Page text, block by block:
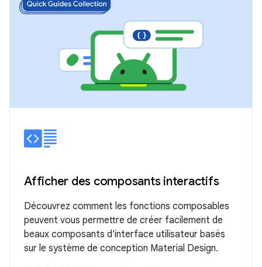
Afficher des composants interactifs
Découvrez comment les fonctions composables
peuvent vous permettre de créer facilement de
beaux composants d'interface utilisateur basés
sur le système de conception Material Design.